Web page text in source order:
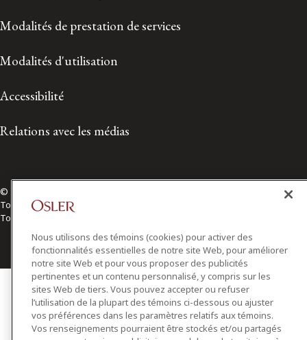
Modalités de prestation de services
Modalités d'utilisation
Accessibilité
Relations avec les médias
© 2026 Osler, Hoskin & Harcourt S.E.N.C.R.L./s.r.l.
Tous droits réservés
Toronto | Montréal | Calgary | Vancouver | Ottawa | New York
Nous utilisons des témoins (cookies) pour activer des
fonctionnalités essentielles de notre site Web, pour améliorer
notre site Web et pour vous proposer des publicités
pertinentes et un contenu personnalisé, y compris sur les
sites Web de tiers. Vous pouvez accepter ou refuser
l’utilisation de la plupart des témoins ci-dessous ou ajuster
vos préférences dans les paramètres relatifs aux témoins.
Vos renseignements pourraient être stockés et/ou partagés